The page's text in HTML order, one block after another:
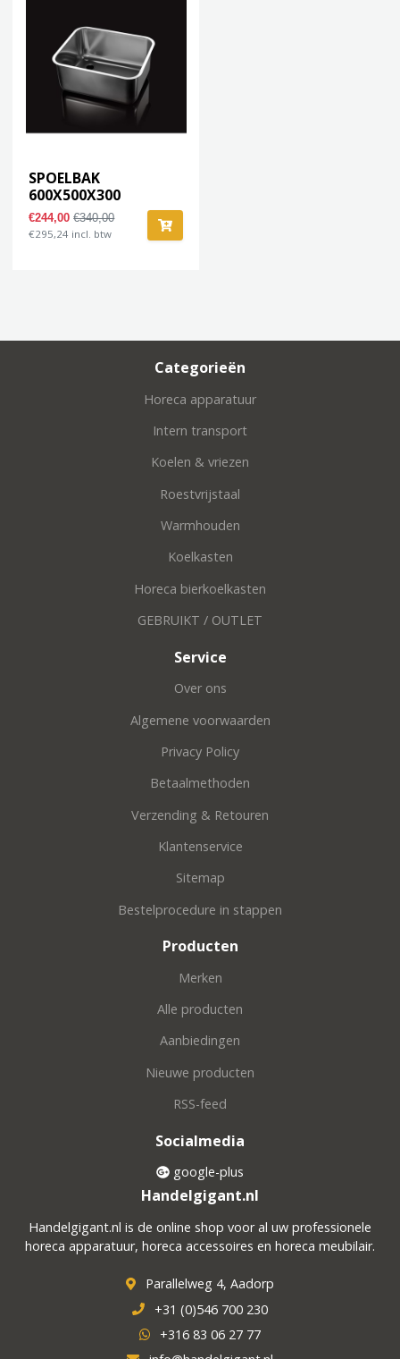
SPOELBAK
600X500X300
€244,00€340,00
€295,24 incl. btw
Categorieën
Horeca apparatuur
Intern transport
Koelen & vriezen
Roestvrijstaal
Warmhouden
Koelkasten
Horeca bierkoelkasten
GEBRUIKT / OUTLET
Service
Over ons
Algemene voorwaarden
Privacy Policy
Betaalmethoden
Verzending & Retouren
Klantenservice
Sitemap
Bestelprocedure in stappen
Producten
Merken
Alle producten
Aanbiedingen
Nieuwe producten
RSS-feed
Socialmedia
google-plus
Handelgigant.nl
Handelgigant.nl is de online shop voor al uw professionele
horeca apparatuur, horeca accessoires en horeca meubilair.
Parallelweg 4, Aadorp
+31 (0)546 700 230
+316 83 06 27 77